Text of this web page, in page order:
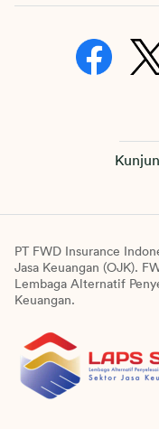
PT FWD Insurance
Jasa Keuangan (OJK).
Lembaga Alternatif
Keuangan.